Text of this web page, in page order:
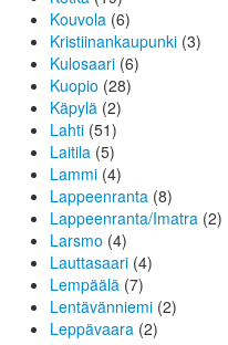
Kouvola (6)
Kristiinankaupunki (3)
Kulosaari (6)
Kuopio (28)
Käpylä (2)
Lahti (51)
Laitila (5)
Lammi (4)
Lappeenranta (8)
Lappeenranta/Imatra (2)
Larsmo (4)
Lauttasaari (4)
Lempäälä (7)
Lentävänniemi (2)
Leppävaara (2)